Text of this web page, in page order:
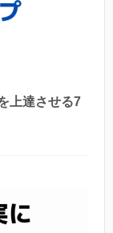
上達させる7